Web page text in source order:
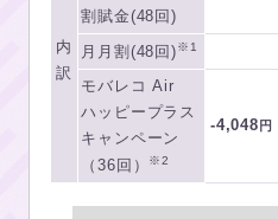
内
訳
割賦金(48回)
月月割(48回)※1
モバレコ Air
ハッピープラス
キャンペーン
（36回）
※2
-4,048 円